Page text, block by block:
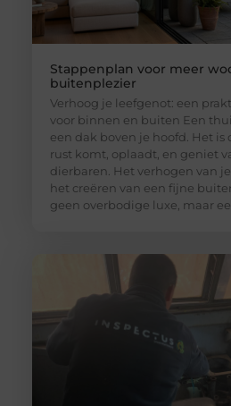
Stappenplan voor meer
buitenplezier
Verhoog je leefgenot: een
voor binnen en buiten Een
een dak boven je hoofd. Het is
rust komt, oplaadt, en geniet
dierbaren. Het verhogen van
het creëren van een fijne
geen overbodige luxe, maar